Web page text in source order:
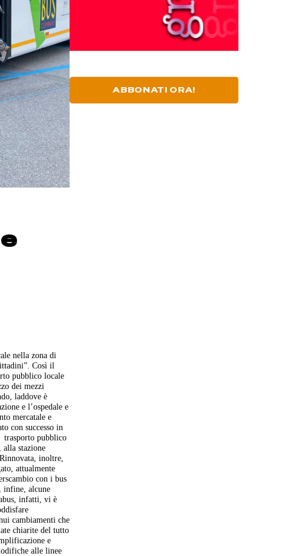
nella zona di
Così il
pubblico locale
dei mezzi
laddove è
e l’ospedale e
mercatale e
con successo in
trasporto pubblico
alla stazione
inoltre,
attualmente
con i bus
infine, alcune
infatti, vi è
cambiamenti che
chiarite del tutto
e
alle linee
ABBONATI ORA!